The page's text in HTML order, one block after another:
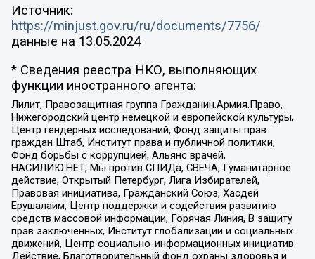
Источник:
https://minjust.gov.ru/ru/documents/7756/
данные на 13.05.2024
* Сведения реестра НКО, выполняющих
функции иностранного агента:
Лилит, Правозащитная группа Гражданин.Армия.Право,
Нижегородский центр немецкой и европейской культуры,
Центр гендерных исследований, Фонд защиты прав
граждан Штаб, Институт права и публичной политики,
Фонд борьбы с коррупцией, Альянс врачей,
НАСИЛИЮ.НЕТ, Мы против СПИДа, СВЕЧА, Гуманитарное
действие, Открытый Петербург, Лига Избирателей,
Правовая инициатива, Гражданский Союз, Хасдей
Ерушалаим, Центр поддержки и содействия развитию
средств массовой информации, Горячая Линия, В защиту
прав заключенных, Институт глобализации и социальных
движений, Центр социально-информационных инициатив
Действие, Благотворительный фонд охраны здоровья и